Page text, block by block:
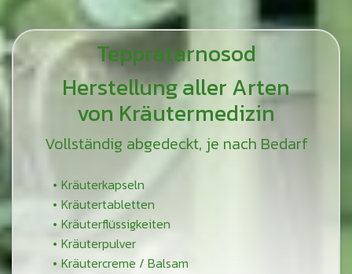
Teppratarnosod
Herstellung aller Arten
von Kräutermedizin
Vollständig abgedeckt, je nach Bedarf
Kräuterkapseln
Kräutertabletten
Kräuterflüssigkeiten
Kräuterpulver
Kräutercreme / Balsam